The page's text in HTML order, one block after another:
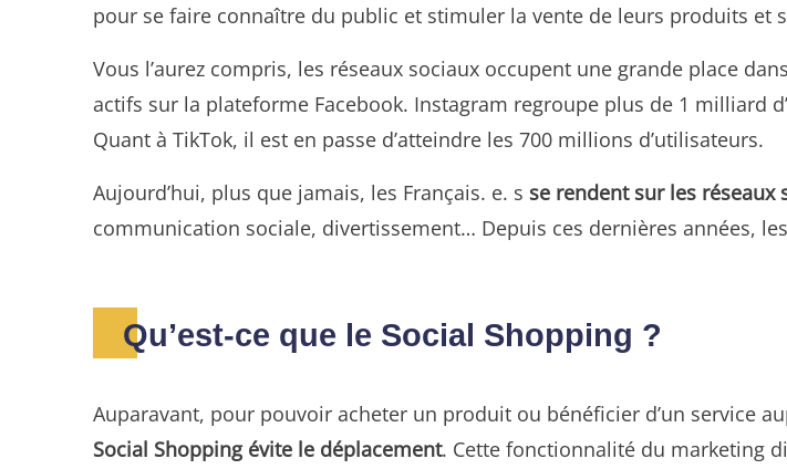
pour se faire connaître du public et stimuler la vente de leurs produits et
Vous l’aurez compris, les réseaux sociaux occupent une grande place
actifs sur la plateforme Facebook. Instagram regroupe plus de 1 milliard
Quant à TikTok, il est en passe d’atteindre les 700 millions d’utilisateurs.
Aujourd’hui, plus que jamais, les Français. e. s se rendent sur les
communication sociale, divertissement… Depuis ces dernières années,
Qu’est-ce que le Social Shopping ?
Auparavant, pour pouvoir acheter un produit ou bénéficier d’un service
Social Shopping évite le déplacement. Cette fonctionnalité du marketing